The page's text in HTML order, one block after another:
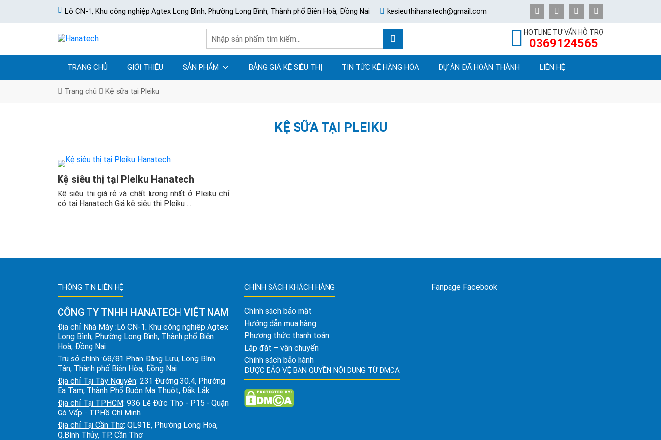
Lô CN-1, Khu công nghiệp Agtex Long Bình, Phường Long Bình, Thành phố Biên Hoà, Đồng Nai kesieuthihanatech@gmail.com
HOTLINE TƯ VẤN HỖ TRỢ
0369124565
TRANG CHỦ GIỚI THIỆU SẢN PHẨM BẢNG GIÁ KỆ SIÊU THỊ TIN TỨC KỆ HÀNG HÓA DỰ ÁN ĐÃ HOÀN THÀNH LIÊN HỆ
Trang chủ Kệ sữa tại Pleiku
KỆ SỮA TẠI PLEIKU
Kệ siêu thị tại Pleiku Hanatech
Kệ siêu thị giá rẻ và chất lượng nhất ở Pleiku chỉ
có tại Hanatech Giá kệ siêu thị Pleiku ...
THÔNG TIN LIÊN HỆ
CÔNG TY TNHH HANATECH VIỆT NAM
Địa chỉ Nhà Máy :Lô CN-1, Khu công nghiệp Agtex
Long Bình, Phường Long Bình, Thành phố Biên
Hoà, Đồng Nai
Trụ sở chính :68/81 Phan Đăng Lưu, Long Bình
Tân, Thành phố Biên Hòa, Đồng Nai
Địa chỉ Tại Tây Nguyên: 231 Đường 30.4, Phường
Ea Tam, Thành Phố Buôn Ma Thuột, Đắk Lắk
Địa chỉ Tại TPHCM: 936 Lê Đức Thọ - P15 - Quận
Gò Vấp - TP.Hồ Chí Minh
Địa chỉ Tại Cần Thơ: QL91B, Phường Long Hòa,
Q.Bình Thủy, TP. Cần Thơ
CHÍNH SÁCH KHÁCH HÀNG
Chính sách bảo mật
Hướng dẫn mua hàng
Phương thức thanh toán
Lắp đặt – vận chuyển
Chính sách bảo hành
ĐƯỢC BẢO VỆ BẢN QUYỀN NỘI DUNG TỪ DMCA
Fanpage Facebook